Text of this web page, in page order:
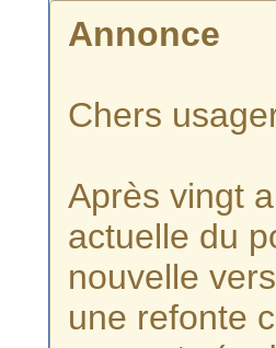
Annonce
Chers
Après vingt
actuelle du
nouvelle
une refonte